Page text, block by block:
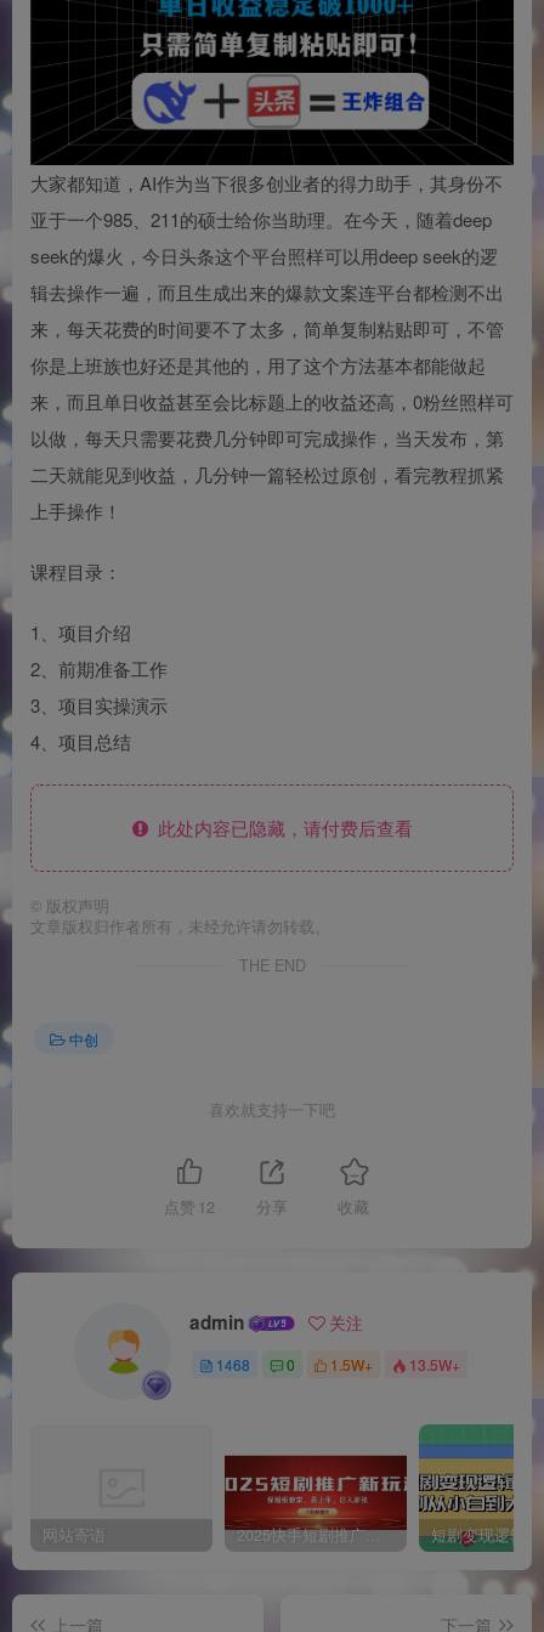
大家都知道，AI作为当下很多创业者的得力助手，其身份不
亚于一个985、211的硕士给你当助理。在今天，随着deep
seek的爆火，今日头条这个平台照样可以用deep seek的逻
辑去操作一遍，而且生成出来的爆款文案连平台都检测不出
来，每天花费的时间要不了太多，简单复制粘贴即可，不管
你是上班族也好还是其他的，用了这个方法基本都能做起
来，而且单日收益甚至会比标题上的收益还高，0粉丝照样可
以做，每天只需要花费几分钟即可完成操作，当天发布，第
二天就能见到收益，几分钟一篇轻松过原创，看完教程抓紧
上手操作！
课程目录：
1、项目介绍
2、前期准备工作
3、项目实操演示
4、项目总结
此处内容已隐藏，请付费后查看
© 版权声明
文章版权归作者所有，未经允许请勿转载。
THE END
中创
喜欢就支持一下吧
点赞 12 分享 收藏
admin 关注
1468 0 1.5W+ 13.5W+
网站寄语 2025快手短剧推广新玩法，保姆级教学，日入多张，可矩阵操作
上一篇 下一篇